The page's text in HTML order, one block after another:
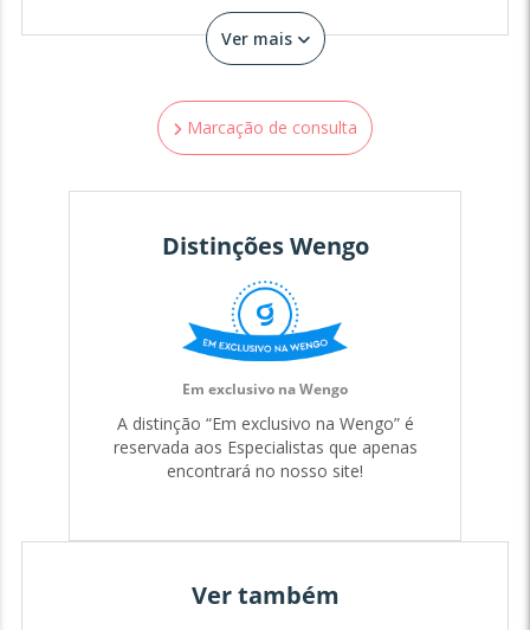
Ver mais
Marcação de consulta
Distinções Wengo
Em exclusivo na Wengo
A distinção “Em exclusivo na Wengo” é
reservada aos Especialistas que apenas
encontrará no nosso site!
Ver também